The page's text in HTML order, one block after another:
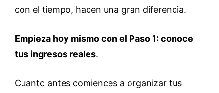
con el tiempo, hacen una gran diferencia.
Empieza hoy mismo con el Paso 1: conoce
tus ingresos reales.
Cuanto antes comiences a organizar tus